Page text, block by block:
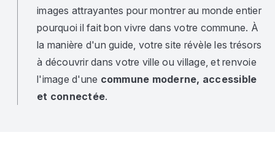
images attrayantes pour montrer au monde entier
pourquoi il fait bon vivre dans votre commune. À
la manière d'un guide, votre site révèle les trésors
à découvrir dans votre ville ou village, et renvoie
l'image d'une commune moderne, accessible
et connectée.